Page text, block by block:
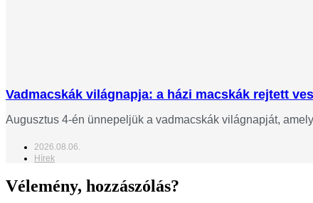
Vadmacskák világnapja: a házi macskák rejtett
Augusztus 4-én ünnepeljük a vadmacskák világnapját,
2026.08.06.
Hírek
Vélemény, hozzászólás?